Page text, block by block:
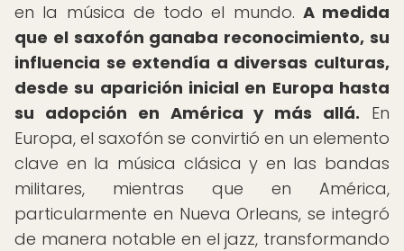
en la música de todo el mundo. A medida
que el saxofón ganaba reconocimiento, su
influencia se extendía a diversas culturas,
desde su aparición inicial en Europa hasta
su adopción en América y más allá. En
Europa, el saxofón se convirtió en un elemento
clave en la música clásica y en las bandas
militares, mientras que en América,
particularmente en Nueva Orleans, se integró
de manera notable en el jazz, transformando